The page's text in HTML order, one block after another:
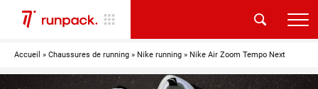
Accueil » Chaussures de running » Nike running » Nike Air Zoom Tempo Next